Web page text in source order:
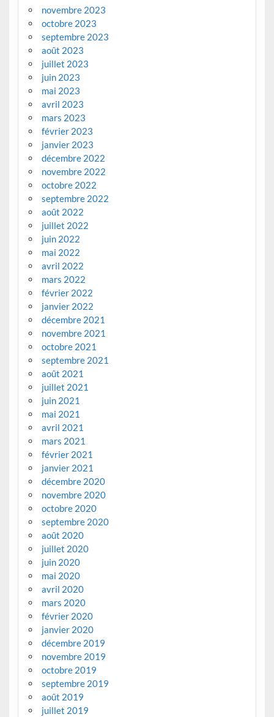
novembre 2023
octobre 2023
septembre 2023
août 2023
juillet 2023
juin 2023
mai 2023
avril 2023
mars 2023
février 2023
janvier 2023
décembre 2022
novembre 2022
octobre 2022
septembre 2022
août 2022
juillet 2022
juin 2022
mai 2022
avril 2022
mars 2022
février 2022
janvier 2022
décembre 2021
novembre 2021
octobre 2021
septembre 2021
août 2021
juillet 2021
juin 2021
mai 2021
avril 2021
mars 2021
février 2021
janvier 2021
décembre 2020
novembre 2020
octobre 2020
septembre 2020
août 2020
juillet 2020
juin 2020
mai 2020
avril 2020
mars 2020
février 2020
janvier 2020
décembre 2019
novembre 2019
octobre 2019
septembre 2019
août 2019
juillet 2019